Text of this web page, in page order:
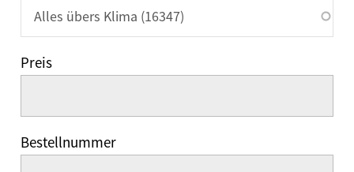
Preis
Bestellnummer